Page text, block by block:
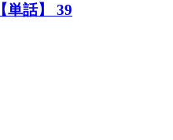
単話】 39